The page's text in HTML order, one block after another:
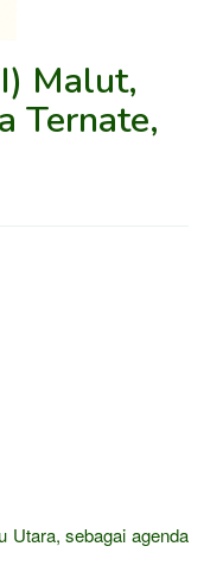
Malut,
Ternate,
Utara, sebagai agenda